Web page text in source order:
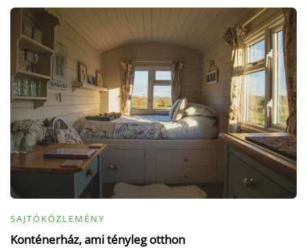
SAJTÓKÖZLEMÉNY
Konténerház, ami tényleg otthon